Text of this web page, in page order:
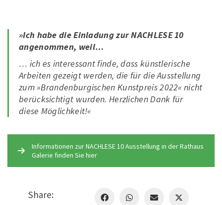
»Ich habe die Einladung zur NACHLESE 10
angenommen, weil…
… ich es interessant finde, dass künstlerische
Arbeiten gezeigt werden, die für die Ausstellung
zum »Brandenburgischen Kunstpreis 2022« nicht
berücksichtigt wurden. Herzlichen Dank für
diese Möglichkeit!«
Informationen zur NACHLESE 10 Ausstellung in der Rathaus
Galerie finden Sie hier
Share: